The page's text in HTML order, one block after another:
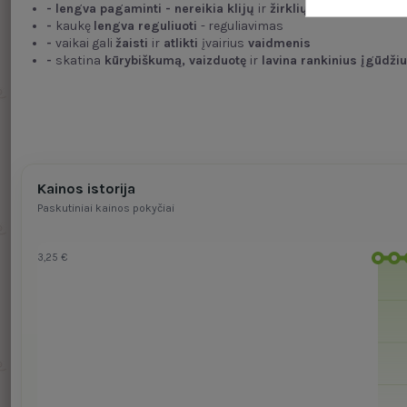
- lengva pagaminti - nereikia klijų iržirklių
- kaukę lengva reguliuoti - reguliavimas
- vaikai gali žaisti iratlikti įvairius vaidmenis
- skatina kūrybiškumą, vaizduotę irlavina rankinius
Kainos istorija
Paskutiniai kainos pokyčiai
3,25 €